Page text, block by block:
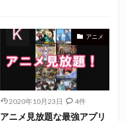
アニメ
2020年10月23日 4件
アニメ見放題な最強アプリ